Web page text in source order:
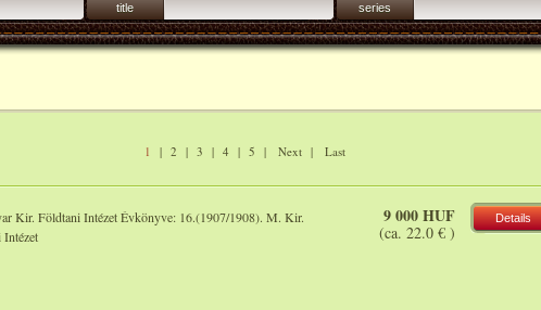
title series
1 | 2 | 3 | 4 | 5 | Next| Last
Kir. Földtani Intézet Évkönyve: 16.(1907/1908). M. Kir.
9 000 HUF
(ca. 22.0 € )
Details